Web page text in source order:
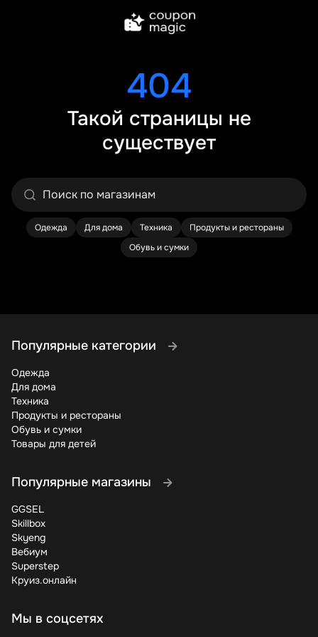
404
Такой страницы не
существует
Одежда Для дома Техника
Продукты и рестораны
Обувь и сумки
Популярные категории
Одежда
Для дома
Техника
Продукты и рестораны
Обувь и сумки
Товары для детей
Популярные магазины
GGSEL
Skillbox
Skyeng
Вебиум
Superstep
Круиз.онлайн
Мы в соцсетях